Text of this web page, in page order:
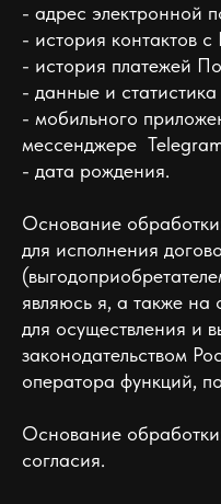
- адрес электронной
- история контактов с
- история платежей
- данные и
- мобильного
мессенджере
- дата рождения.
Основание
для исполнения
являюсь я, а также на
для осуществления и
законодательством
оператора функций,
Основание
согласия.